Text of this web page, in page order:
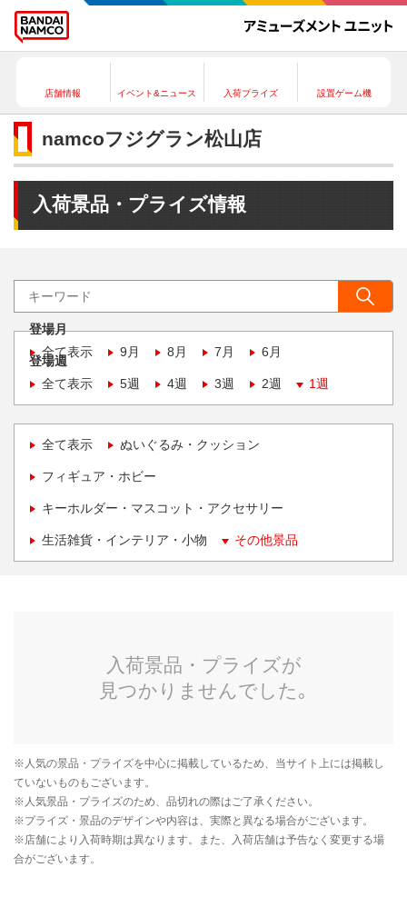
店舗情報 イベント&ニュース 入荷プライズ 設置ゲーム機
namcoフジグラン松山店
入荷景品・プライズ情報
登場月
全て表示
9月 8月 7月 6月
登場週
全て表示
5週 4週 3週 2週 1週
全て表示 ぬいぐるみ・クッション
フィギュア・ホビー
キーホルダー・マスコット・アクセサリー
生活雑貨・インテリア・小物 その他景品